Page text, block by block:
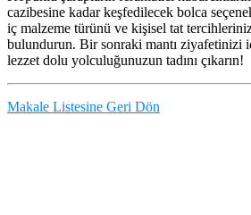
cazibesine kadar keşfedilecek bolca
iç malzeme türünü ve kişisel tat
bulundurun. Bir sonraki mantı ziyafetinizi
lezzet dolu yolculuğunuzun tadını çıkarın!
Makale Listesine Geri Dön